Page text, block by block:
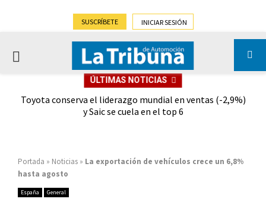
SUSCRÍBETE INICIAR SESIÓN
PRIMARY
ÚLTIMAS NOTICIAS
Toyota conserva el liderazgo mundial en ventas (-2,9%)
y Saic se cuela en el top 6
Portada » Noticias » La exportación de vehículos crece un 6,8%
hasta agosto
España General